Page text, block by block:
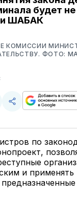
будет
и ШАБАК
КОМИССИИ
ФОТО:
Скопируйте
поделитесь
по
и применять